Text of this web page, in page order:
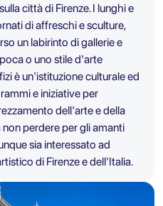
città di Firenze. I lunghi e
di affreschi e sculture,
un labirinto di gallerie e
o uno stile d'arte
è un'istituzione culturale ed
e iniziative per
dell'arte e della
perdere per gli amanti
sia interessato ad
di Firenze e dell'Italia.